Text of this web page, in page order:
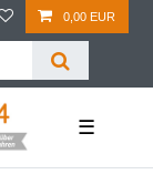
0,00 EUR
☰